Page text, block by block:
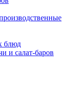
блюд
и салат-баров